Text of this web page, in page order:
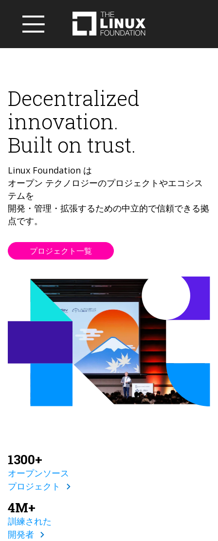
Decentralized
innovation.
Built on trust.
Linux Foundation は
オープン テクノロジーのプロジェクトやエコシス
テムを
開発・管理・拡張するための中立的で信頼できる拠
点です。
プロジェクト一覧
1300+
オープンソース
プロジェクト
4M+
訓練された
開発者